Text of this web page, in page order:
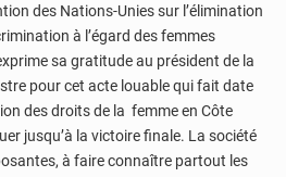
des Nations-Unies sur l’élimination
à l’égard des femmes
sa gratitude au président de la
pour cet acte louable qui fait date
des droits de la femme en Côte
jusqu’à la victoire finale. La société
à faire connaître partout les